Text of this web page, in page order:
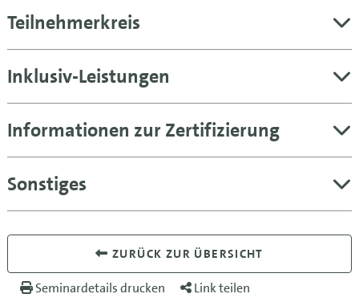
Teilnehmerkreis
Inklusiv-Leistungen
Informationen zur Zertifizierung
Sonstiges
ZURÜCK ZUR ÜBERSICHT
Seminardetails drucken Link teilen